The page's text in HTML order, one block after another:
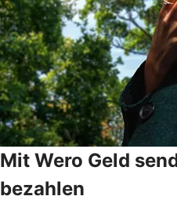
Mit Wero Geld
bezahlen